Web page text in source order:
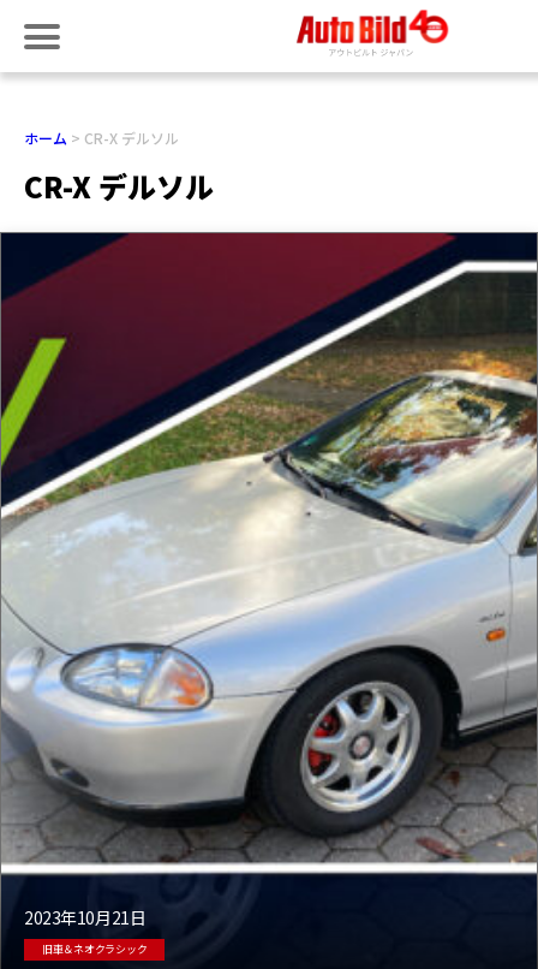
ホーム CR-X デルソル
CR-X デルソル
2023年10月21日
旧車＆ネオクラシック